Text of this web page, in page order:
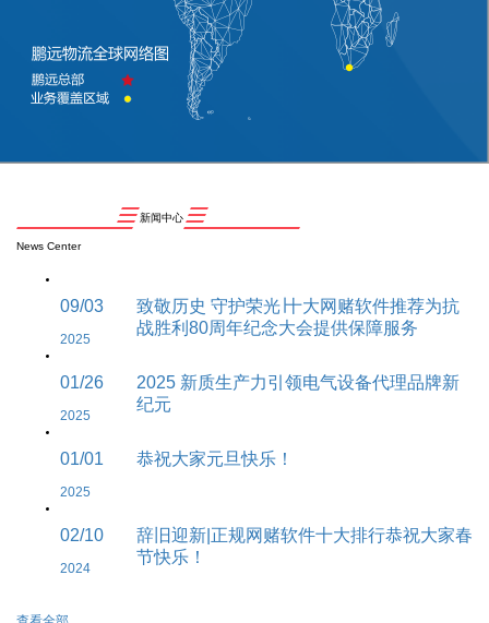
新闻中心
News Center
09/03
2025
致敬历史 守护荣光∣十大网赌软件推荐为抗
战胜利80周年纪念大会提供保障服务
01/26
2025
2025 新质生产力引领电气设备代理品牌新
纪元
01/01
2025
恭祝大家元旦快乐！
02/10
2024
辞旧迎新|正规网赌软件十大排行恭祝大家春
节快乐！